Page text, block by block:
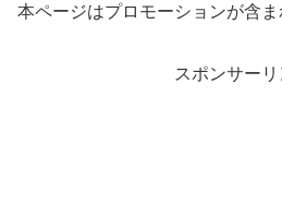
本ページはプロモーションが含ま
スポンサーリ